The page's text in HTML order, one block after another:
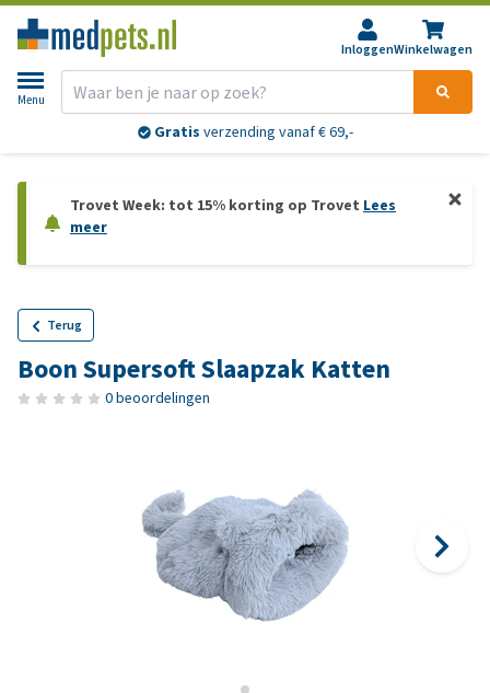
InloggenWinkelwagen
Menu
Gratis verzending vanaf € 69,-
Trovet Week: tot 15% korting op Trovet Lees
meer
Terug
Boon Supersoft Slaapzak Katten
0 beoordelingen